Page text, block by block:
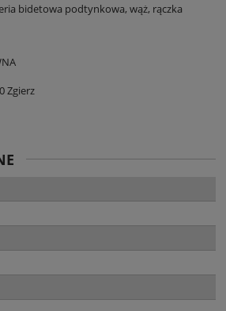
bidetowa podtynkowa, wąż, rączka
Zgierz